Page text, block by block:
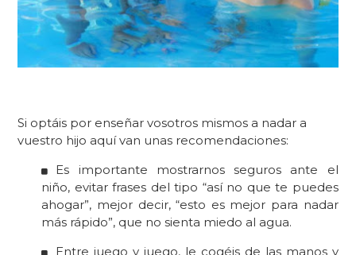
Si optáis por enseñar vosotros mismos a nadar a
vuestro hijo aquí van unas recomendaciones:
Es importante mostrarnos seguros ante el
niño, evitar frases del tipo “así no que te puedes
ahogar”, mejor decir, “esto es mejor para nadar
más rápido”, que no sienta miedo al agua.
Entre juego y juego, le cogéis de las manos y